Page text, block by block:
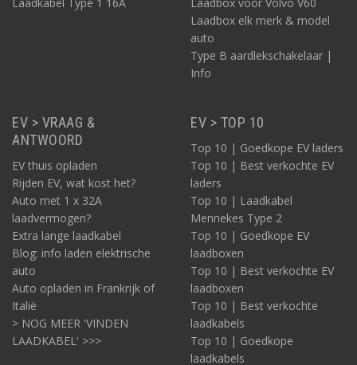
Laadbox elk merk & model
auto
Type B aardlekschakelaar |
Info
EV > VRAAG &
ANTWOORD
EV thuis opladen
Rijden EV, wat kost het?
Auto met 1 x 32A
laadvermogen?
Extra lange laadkabel
Blog: info laden elektrische
auto
Auto opladen in Frankrijk of
Italië
> NOG MEER 'VINDEN
LAADKABEL' >>>
EV > TOP 10
Top 10 | Goedkope EV laders
Top 10 | Best verkochte EV
laders
Top 10 | Laadkabel
Mennekes Type 2
Top 10 | Goedkope EV
laadboxen
Top 10 | Best verkochte EV
laadboxen
Top 10 | Best verkochte
laadkabels
Top 10 | Goedkope
laadkabels